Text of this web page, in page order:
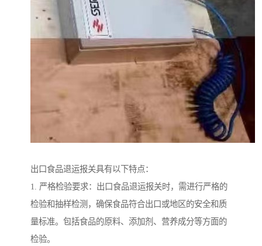
出口食品退运报关具有以下特点：
1. 严格检验要求：出口食品退运报关时，需进行严格的
检验和抽样检测，确保食品符合出口或地区的安全和质
量标准。包括食品的原料、添加剂、营养成分等方面的
检验。